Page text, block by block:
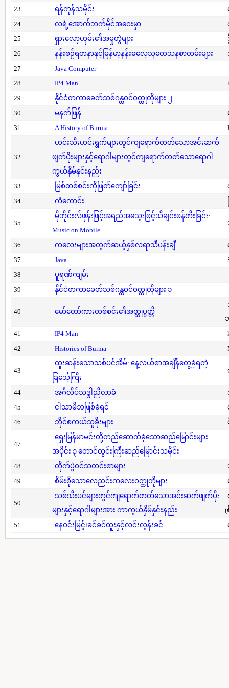
23 ရန်ကုန်သမိုင်း
24
လရဲ့အောက်ဘက်မိုင်အဝေးမှာ
25
ရှားလော့ဟုမ်း၏အမှုတွဲများ
26
နန်းစဉ်ရတနာနှင့်မြန်မာ့နန်းဓလေ့သုတေသနစာတမ်းများ
27
Java Computer
28
IP4 Man
29
နိုင်ငံတကာခေတ်သစ်ဂန္ထဝင်ဝတ္ထုတိုများ ၂
30
မနက်ဖြန်
31
A History of Burma
32
ဟင်းသီးဟင်းရွက်များတွင်ကျရောက်တတ်သောအင်းဆက်
ဖျက်ပိုးများနှင့်ရောဂါများတွင်ကျရောက်တတ်သောရောဂါ
ကွယ်နှိမ်နှင်းနည်း
33
မြစ်တစ်စင်းကိုဖြတ်ကျော်ခြင်း
34
ကံကောင်း
35
မိုဘိုင်းလ်ဖုန်းဖြင့်အရည်အသွေးဖြင့်သီချင်းဖန်တီးခြင်း:
Music on Mobile
36 ကလေးများအတွက်ဆယ့်နှစ်လရာသီပန်းချီ
37
Java
38
ပူရဏ်ကျမ်း
39
နိုင်ငံတကာခေတ်သစ်ဂန္ထဝင်ဝတ္ထုတိုများ ၁
40 မော်တော်ကားတစ်စင်း၏အတ္ထုပ္ပတ္တိ
41
IP4 Man
42
Histories of Burma
43
ထူးဆန်းသောသစ်ပင်အိမ်: နေ့လယ်စာအချိန်တွေ့ခဲ့ရတဲ့
ခြင်္သေ့ကြီး
44 အင်္ဂလိပ်သဒ္ဒါညီလာခံ
45
ငါသာမိဘဖြစ်ခဲ့ရင်
46
ဘိုင်စကယ်သူခိုးများ
47
ရှေးမြန်မာမင်းတို့တည်ဆောက်ခဲ့သောဆည်မြောင်းများ
အပိုင်း ၃ တောင်တွင်းကြီးဆည်မြောင်းသမိုင်း
48
တိုက်ပွဲဝင်သတင်းစာများ
49
စိမ်းစိုသောလေညင်းကလေးဝတ္ထုတိုများ
50
သစ်သီးပင်များတွင်ကျရောက်တတ်သောအင်းဆက်ဖျက်ပိုး
များနှင့်ရောဂါများအား ကာကွယ်နှိမ်နှင်းနည်း
(
51
နေဝင်းမြင့်၊ခင်ခင်ထူးနှင့်လင်းလွန်းခင်